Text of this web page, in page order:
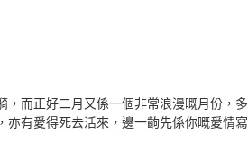
而正好二月又係一個非常浪漫嘅月份，多
有愛得死去活來，邊一齣先係你嘅愛情寫